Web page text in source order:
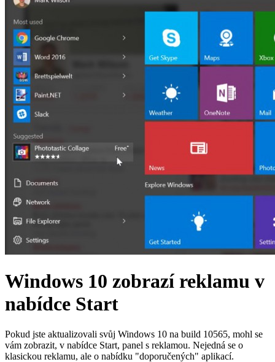
Windows 10 zobrazí reklamu v
nabídce Start
Pokud jste aktualizovali svůj Windows 10 na build 10565, mohl se
vám zobrazit, v nabídce Start, panel s reklamou. Nejedná se o
klasickou reklamu, ale o nabídku "doporučených" aplikací.